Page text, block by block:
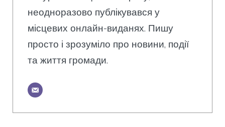
неодноразово публікувався у
місцевих онлайн-виданях. Пишу
просто і зрозуміло про новини, події
та життя громади.